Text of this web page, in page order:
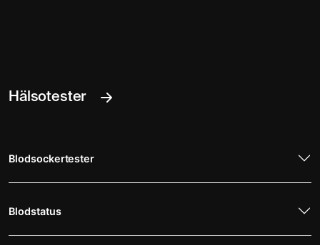
Hälsotester
Blodsockertester
Blodstatus